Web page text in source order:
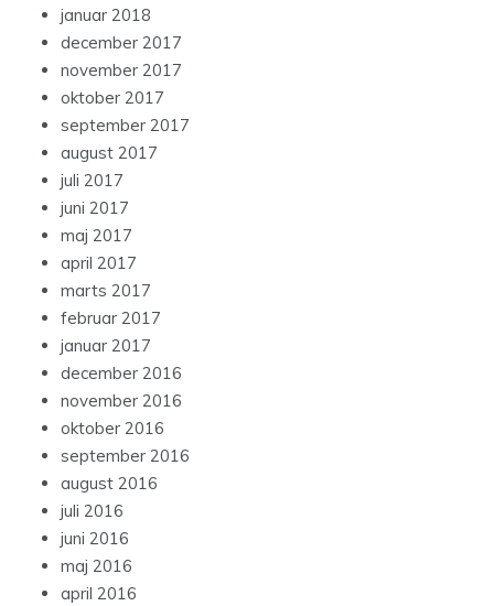
januar 2018
december 2017
november 2017
oktober 2017
september 2017
august 2017
juli 2017
juni 2017
maj 2017
april 2017
marts 2017
februar 2017
januar 2017
december 2016
november 2016
oktober 2016
september 2016
august 2016
juli 2016
juni 2016
maj 2016
april 2016